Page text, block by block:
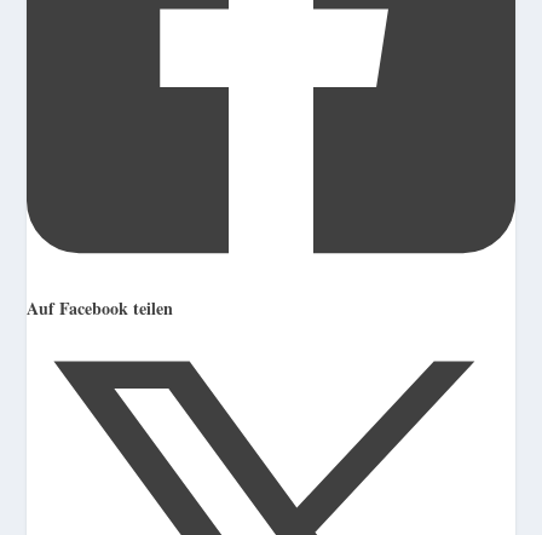
Auf Facebook teilen